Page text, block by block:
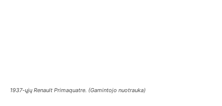
1937-ųjų Renault Primaquatre. (Gamintojo nuotrauka)